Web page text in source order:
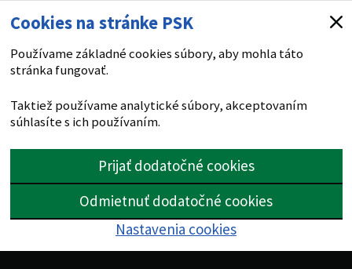
Cookies na stránke PSK
Používame základné cookies súbory, aby mohla táto
stránka fungovať.
Taktiež používame analytické súbory, akceptovaním
súhlasíte s ich používaním.
Prijať dodatočné cookies
Odmietnuť dodatočné cookies
Nastavenia cookies